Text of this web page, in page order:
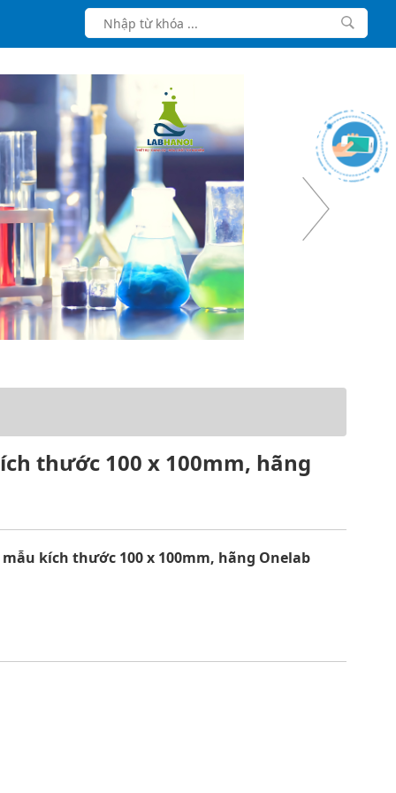
thước 100 x 100mm, hãng
mẫu kích thước 100 x 100mm, hãng Onelab